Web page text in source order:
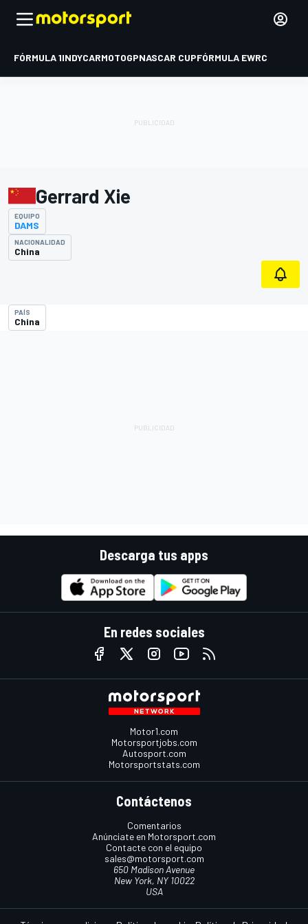
FÓRMULA 1INDYCARMOTOGPNASCAR CUPFÓRMULA EWRC
Gerrard Xie
EQUIPO
DAMS
NACIONALIDAD
China
PAÍS
China
Descarga tus apps
En redes sociales
Motor1.com
Motorsportjobs.com
Autosport.com
Motorsportstats.com
Contáctenos
Comentarios
Anúnciate en Motorsport.com
Contacte con el equipo
sales@motorsport.com
650 Madison Avenue
New York, NY 10022
USA